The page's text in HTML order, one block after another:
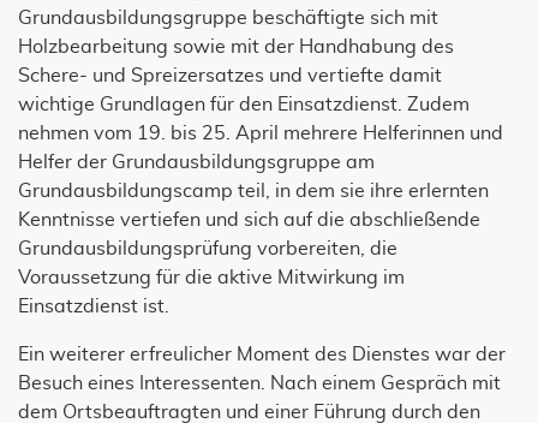
Grundausbildungsgruppe beschäftigte sich mit
Holzbearbeitung sowie mit der Handhabung des
Schere- und Spreizersatzes und vertiefte damit
wichtige Grundlagen für den Einsatzdienst. Zudem
nehmen vom 19. bis 25. April mehrere Helferinnen und
Helfer der Grundausbildungsgruppe am
Grundausbildungscamp teil, in dem sie ihre erlernten
Kenntnisse vertiefen und sich auf die abschließende
Grundausbildungsprüfung vorbereiten, die
Voraussetzung für die aktive Mitwirkung im
Einsatzdienst ist.
Ein weiterer erfreulicher Moment des Dienstes war der
Besuch eines Interessenten. Nach einem Gespräch mit
dem Ortsbeauftragten und einer Führung durch den